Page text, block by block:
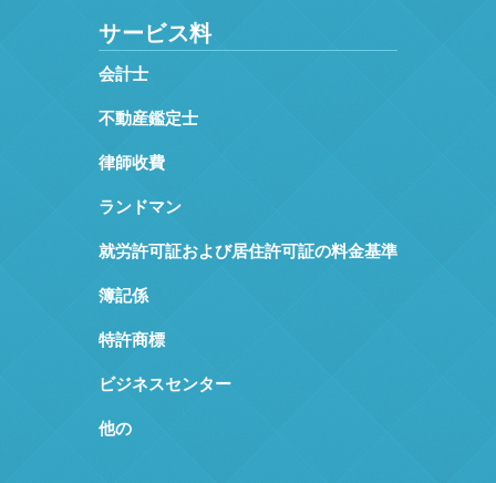
サービス料
会計士
不動産鑑定士
律師收費
ランドマン
就労許可証および居住許可証の料金基準
簿記係
特許商標
ビジネスセンター
他の